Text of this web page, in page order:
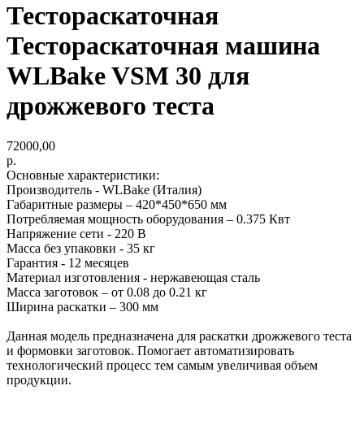
Тестораскаточная
Тестораскаточная машина
WLBake VSM 30 для
дрожжевого теста
72000,00
р.
Основные характеристики:
Производитель - WLBake (Италия)
Габаритные размеры – 420*450*650 мм
Потребляемая мощность оборудования – 0.375 Квт
Напряжение сети - 220 В
Масса без упаковки - 35 кг
Гарантия - 12 месяцев
Материал изготовления - нержавеющая сталь
Масса заготовок – от 0.08 до 0.21 кг
Ширина раскатки – 300 мм
Данная модель предназначена для раскатки дрожжевого теста
и формовки заготовок. Помогает автоматизировать
технологический процесс тем самым увеличивая объем
продукции.